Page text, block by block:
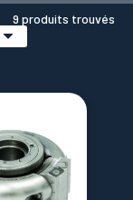
9 produits trouvés